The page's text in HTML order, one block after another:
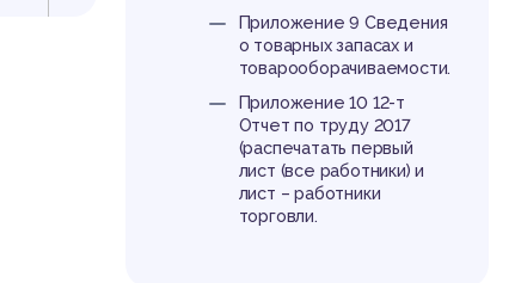
Приложение 9 Сведения
о товарных запасах и
товарооборачиваемости.
Приложение 10 12-т
Отчет по труду 2017
(распечатать первый
лист (все работники) и
лист – работники
торговли.